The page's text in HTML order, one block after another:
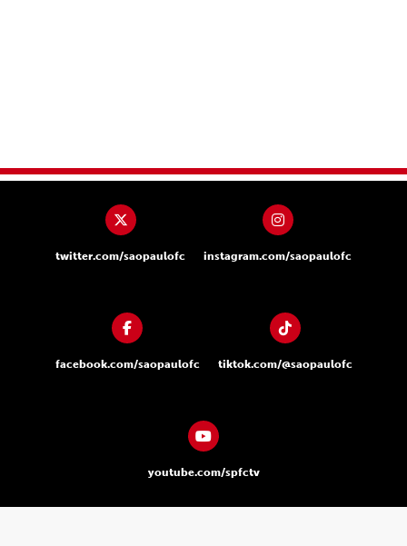
twitter.com/saopaulofc instagram.com/saopaulofc
facebook.com/saopaulofc tiktok.com/@saopaulofc
youtube.com/spfctv